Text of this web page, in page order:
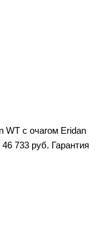
WT c очагом Eridan
733 руб. Гарантия